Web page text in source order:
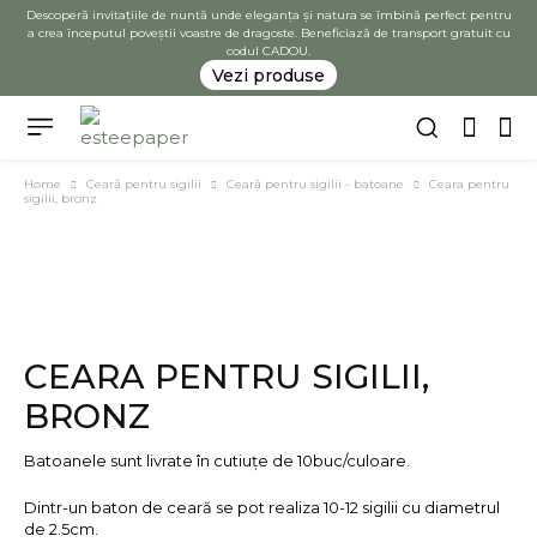
Descoperă invitațiile de nuntă unde eleganța și natura se îmbină perfect pentru
a crea începutul poveștii voastre de dragoste. Beneficiază de transport gratuit cu
codul CADOU.
Vezi produse
Home Ceară pentru sigilii Ceară pentru sigilii - batoane
Ceara pentru
sigilii, bronz
CEARA PENTRU SIGILII,
BRONZ
Batoanele sunt livrate în cutiuțe de 10buc/culoare.
Dintr-un baton de ceară se pot realiza 10-12 sigilii cu diametrul
de 2.5cm.